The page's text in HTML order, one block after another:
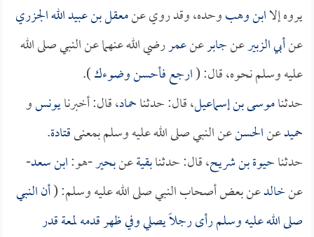
يروه إلاابن وهبوحده، وقد روي عنمعقل بن عبيد الله الجزري
عنأبي الزبيرعنجابرعنعمررضي الله عنهما عن النبي صلى الله
عليه وسلم نحوه، قال: (ارجع فأحسن وضوءك).
حدثناموسى بن إسماعيل، قال: حدثناحماد، قال: أخبرنايونسو
حميدعنالحسنعن النبي صلى الله عليه وسلم بمعنىقتادة.
حدثناحيوة بن شريح، قال: حدثنابقيةعنبحير-هو:ابن سعد-
عنخالدعن بعض أصحاب النبي صلى الله عليه وسلم: (أن النبي
صلى الله عليه وسلم رأى رجلاً يصلي وفي ظهر قدمه لمعة قدر